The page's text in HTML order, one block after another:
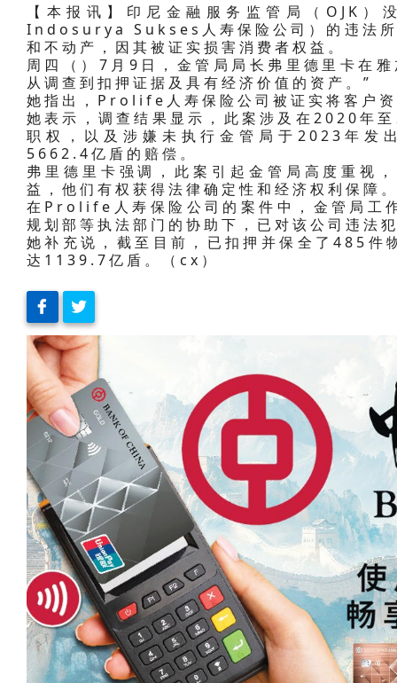
【本报讯】印尼金融服务监管局（OJK
Indosurya Sukses人寿保险公司）的违法
和不动产，因其被证实损害消费者权益。
周四（）7月9日，金管局局长弗里德里卡在
从调查到扣押证据及具有经济价值的资产。”
她指出，Prolife人寿保险公司被证实将客户
她表示，调查结果显示，此案涉及在2020年
职权，以及涉嫌未执行金管局于2023年发
5662.4亿盾的赔偿。
弗里德里卡强调，此案引起金管局高度重视
益，他们有权获得法律确定性和经济权利保障
在Prolife人寿保险公司的案件中，金管局工
规划部等执法部门的协助下，已对该公司违法
她补充说，截至目前，已扣押并保全了485件
达1139.7亿盾。（cx）